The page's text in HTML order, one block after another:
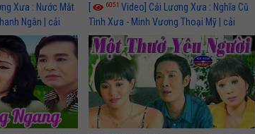
Xưa : Nước Mắt
Ngân | cải
6051 Video] Cải Lương Xưa : Nghĩa Cũ
Tình Xưa - Minh Vương Thoại Mỹ | cải
lương xã hội hay nhất